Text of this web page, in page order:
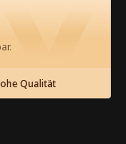
85
Qualität